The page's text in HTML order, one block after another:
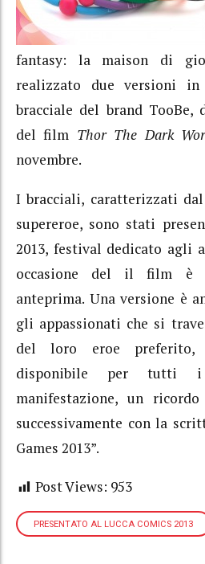
fantasy: la maison di
realizzato due versioni
bracciale del brand TooBe,
del film Thor The Dark
novembre.
I bracciali, caratterizzati
supereroe, sono stati
2013, festival dedicato agli
occasione del il film è
anteprima. Una versione è
gli appassionati che si
del loro eroe preferito,
disponibile per tutti i
manifestazione, un
successivamente con la
Games 2013”.
Post Views: 953
PRESENTATO AL LUCCA COMICS 2013